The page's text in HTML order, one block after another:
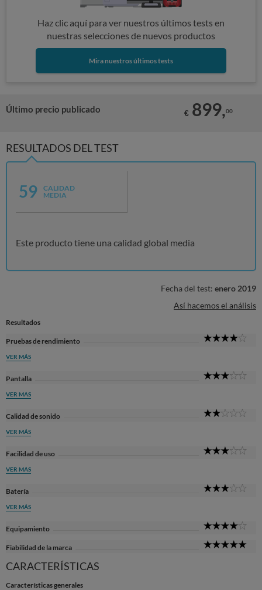
Haz clic aquí para ver nuestros últimos tests en
nuestras selecciones de nuevos productos
Mira nuestros últimos tests
Último precio publicado € 899,00
RESULTADOS DEL TEST
59
CALIDAD
MEDIA
Este producto tiene una calidad global media
Fecha del test: enero 2019
Así hacemos el análisis
Resultados
Pruebas de rendimiento
VER MÁS
Pantalla
VER MÁS
Calidad de sonido
VER MÁS
Facilidad de uso
VER MÁS
Batería
VER MÁS
Equipamiento
Fiabilidad de la marca
CARACTERÍSTICAS
Características generales